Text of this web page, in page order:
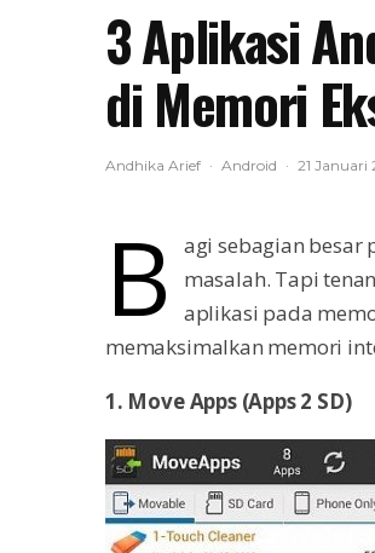
3 Aplikasi
di Memori
Andhika Arief · Android · 21 Januari
B
agi sebagian besar
masalah. Tapi
aplikasi pada
memaksimalkan memori
1. Move Apps (Apps 2 SD)